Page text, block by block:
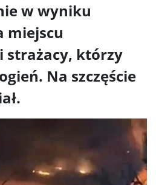
w wyniku
miejscu
którzy
Na szczęście